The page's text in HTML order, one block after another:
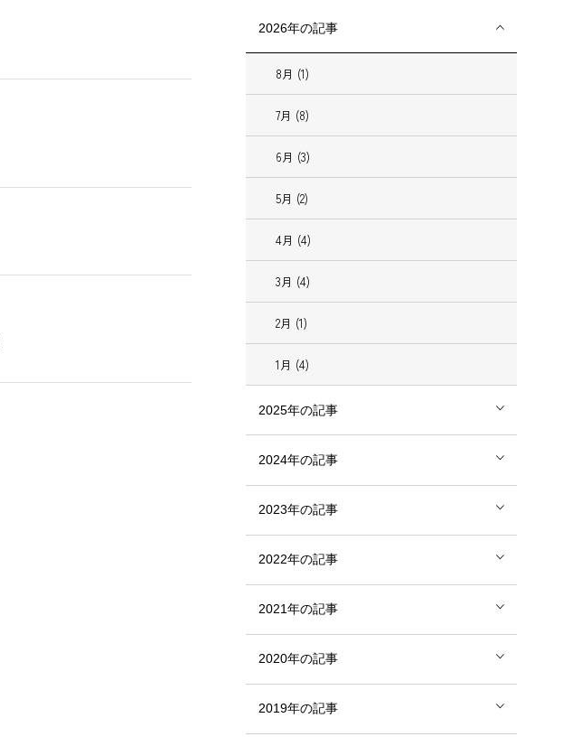
2026年の記事
8月 (1)
7月 (8)
6月 (3)
5月 (2)
4月 (4)
3月 (4)
2月 (1)
1月 (4)
2025年の記事
2024年の記事
2023年の記事
2022年の記事
2021年の記事
2020年の記事
2019年の記事